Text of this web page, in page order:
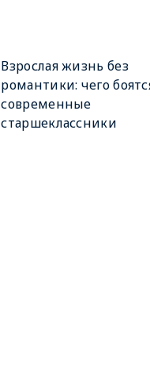
Взрослая жизнь без
романтики: чего
современные
старшеклассники